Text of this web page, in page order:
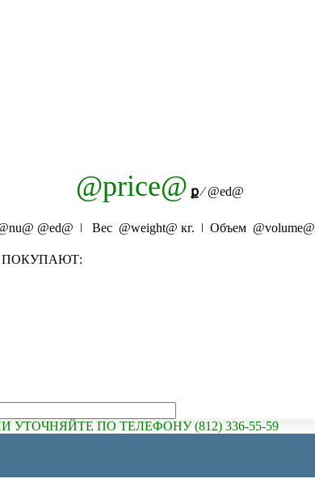
@price@ ք⁄@ed@
@ed@ ǀ Вес @weight@ кг. ǀ Объем @volume@
ПОКУПАЮТ:
ПО ТЕЛЕФОНУ (812) 336-55-59